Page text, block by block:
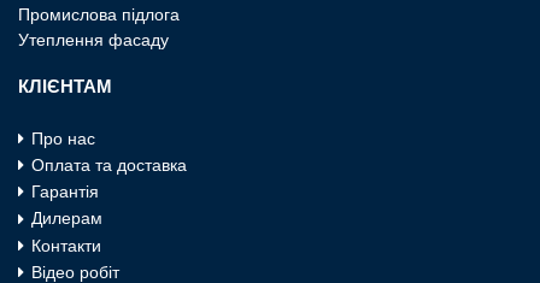
Промислова пiдлога
Утеплення фасаду
КЛІЄНТАМ
Про нас
Оплата та доставка
Гарантія
Дилерам
Контакти
Відео робіт